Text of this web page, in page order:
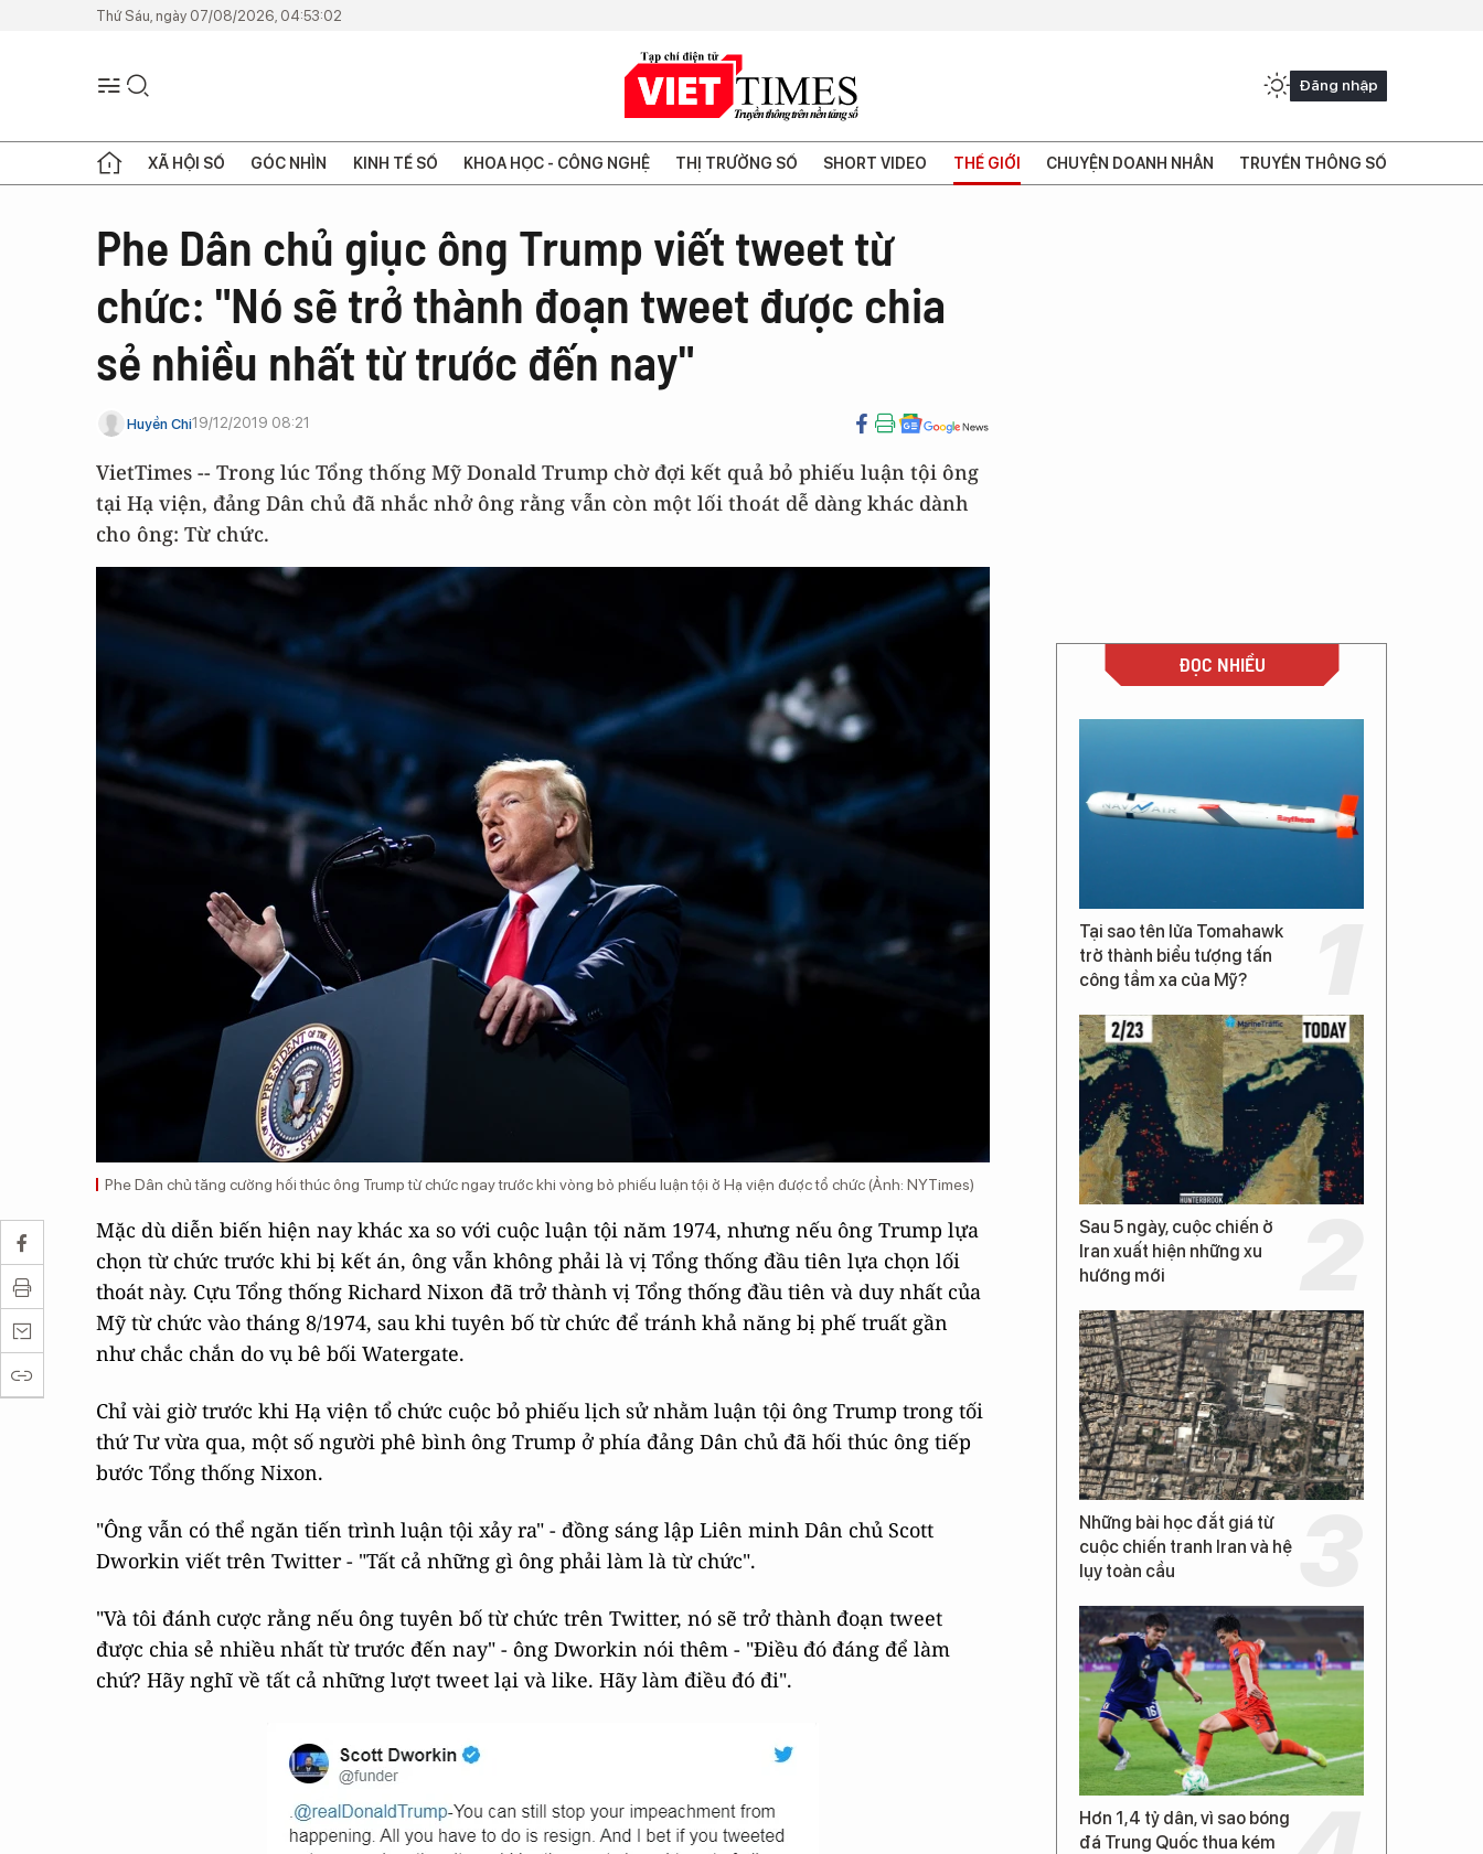
Thứ Sáu, ngày 07/08/2026, 04:53:02
Đăng nhập
XÃ HỘI SỐ GÓC NHÌN KINH TẾ SỐ KHOA HỌC - CÔNG NGHỆ THỊ TRƯỜNG SỐ SHORT VIDEO THẾ GIỚI CHUYỆN DOANH NHÂN TRUYỀN THÔNG SỐ
Phe Dân chủ giục ông Trump viết tweet từ
chức: "Nó sẽ trở thành đoạn tweet được chia
sẻ nhiều nhất từ trước đến nay"
Huyền Chi19/12/2019 08:21
VietTimes -- Trong lúc Tổng thống Mỹ Donald Trump chờ đợi kết quả bỏ phiếu luận tội ông
tại Hạ viện, đảng Dân chủ đã nhắc nhở ông rằng vẫn còn một lối thoát dễ dàng khác dành
cho ông: Từ chức.
Phe Dân chủ tăng cường hối thúc ông Trump từ chức ngay trước khi vòng bỏ phiếu luận tội ở Hạ viện được tổ chức (Ảnh: NYTimes)
Mặc dù diễn biến hiện nay khác xa so với cuộc luận tội năm 1974, nhưng nếu ông Trump lựa
chọn từ chức trước khi bị kết án, ông vẫn không phải là vị Tổng thống đầu tiên lựa chọn lối
thoát này. Cựu Tổng thống Richard Nixon đã trở thành vị Tổng thống đầu tiên và duy nhất của
Mỹ từ chức vào tháng 8/1974, sau khi tuyên bố từ chức để tránh khả năng bị phế truất gần
như chắc chắn do vụ bê bối Watergate.
Chỉ vài giờ trước khi Hạ viện tổ chức cuộc bỏ phiếu lịch sử nhằm luận tội ông Trump trong tối
thứ Tư vừa qua, một số người phê bình ông Trump ở phía đảng Dân chủ đã hối thúc ông tiếp
bước Tổng thống Nixon.
"Ông vẫn có thể ngăn tiến trình luận tội xảy ra" - đồng sáng lập Liên minh Dân chủ Scott
Dworkin viết trên Twitter - "Tất cả những gì ông phải làm là từ chức".
"Và tôi đánh cược rằng nếu ông tuyên bố từ chức trên Twitter, nó sẽ trở thành đoạn tweet
được chia sẻ nhiều nhất từ trước đến nay" - ông Dworkin nói thêm - "Điều đó đáng để làm
chứ? Hãy nghĩ về tất cả những lượt tweet lại và like. Hãy làm điều đó đi".
ĐỌC NHIỀU
Tại sao tên lửa Tomahawk
trở thành biểu tượng tấn
công tầm xa của Mỹ?
Sau 5 ngày, cuộc chiến ở
Iran xuất hiện những xu
hướng mới
Những bài học đắt giá từ
cuộc chiến tranh Iran và hệ
lụy toàn cầu
Hơn 1,4 tỷ dân, vì sao bóng
đá Trung Quốc thua kém